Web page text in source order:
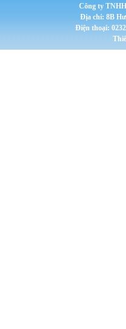
Công ty
Địa chỉ: 8B
Điện thoại: